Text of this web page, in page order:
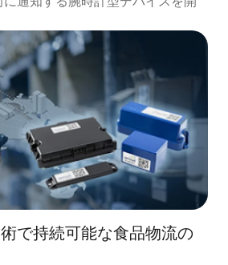
で持続可能な食品物流の